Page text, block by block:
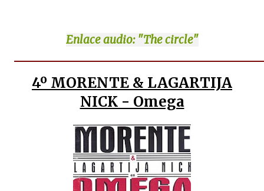
Enlaceaudio: "The circle"
4º MORENTE & LAGARTIJA
NICK - Omega